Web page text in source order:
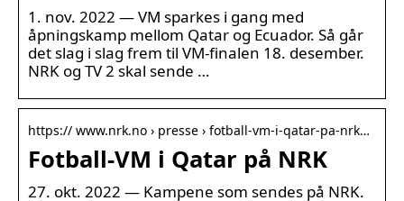
1. nov. 2022 — VM sparkes i gang med
åpningskamp mellom Qatar og Ecuador. Så går
det slag i slag frem til VM-finalen 18. desember.
NRK og TV 2 skal sende …
https:// www.nrk.no › presse › fotball-vm-i-qatar-pa-nrk…
Fotball-VM i Qatar på NRK
27. okt. 2022 — Kampene som sendes på NRK.